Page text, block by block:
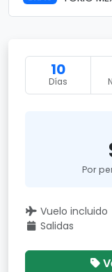
10
Días
Por
Vuelo incluido
Salidas